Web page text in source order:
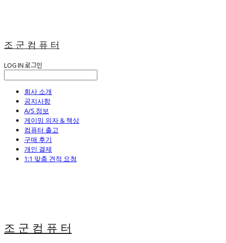
조 군 컴 퓨 터
LOG IN로그인
회사 소개
공지사항
A/S 정보
게이밍 의자 & 책상
컴퓨터 출고
구매 후기
개인 결제
1:1 맞춤 견적 요청
조 군 컴 퓨 터